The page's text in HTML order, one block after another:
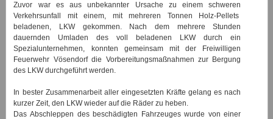
Zuvor war es aus unbekannter Ursache zu einem schweren
Verkehrsunfall mit einem, mit mehreren Tonnen Holz-Pellets
beladenen, LKW gekommen. Nach dem mehrere Stunden
dauernden Umladen des voll beladenen LKW durch ein
Spezialunternehmen, konnten gemeinsam mit der Freiwilligen
Feuerwehr Vösendorf die Vorbereitungsmaßnahmen zur Bergung
des LKW durchgeführt werden.
In bester Zusammenarbeit aller eingesetzten Kräfte gelang es nach
kurzer Zeit, den LKW wieder auf die Räder zu heben.
Das Abschleppen des beschädigten Fahrzeuges wurde von einer